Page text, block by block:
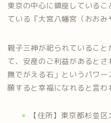
東京の中心に鎮座している
ている『大宮八幡宮（おおみ
親子三神が祀られているこ
て、安産のご利益があると
撫でがえる石」というパワ
願すると幸福になれると言わ
【住所】東京都杉並